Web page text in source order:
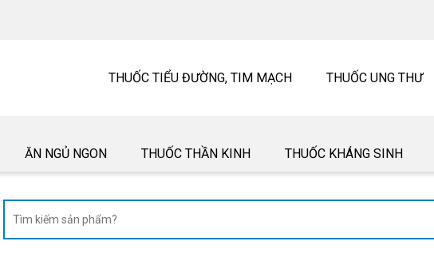
THUỐC TIỂU ĐƯỜNG, TIM MẠCH THUỐC UNG THƯ
ĂN NGỦ NGON THUỐC THẦN KINH THUỐC KHÁNG SINH